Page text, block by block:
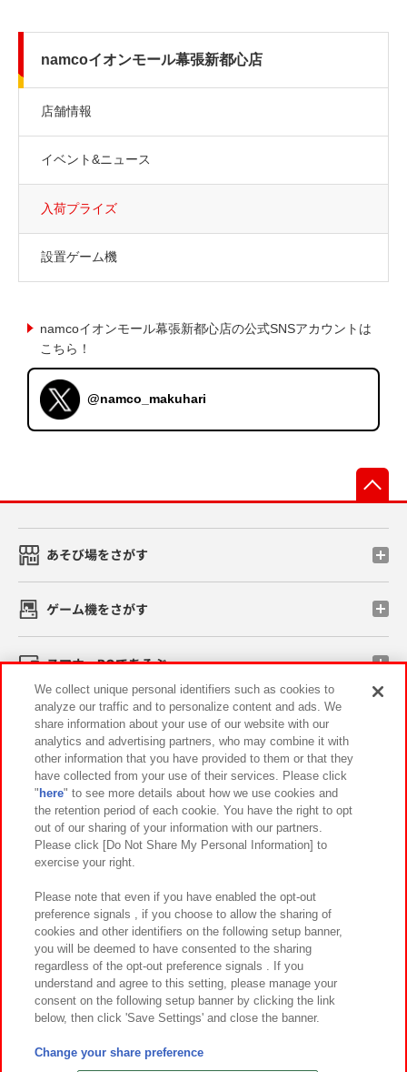
namcoイオンモール幕張新都心店
店舗情報
イベント&ニュース
入荷プライズ
設置ゲーム機
namcoイオンモール幕張新都心店の公式SNSアカウントは
こちら！
@namco_makuhari
あそび場をさがす
ゲーム機をさがす
スマホ・PCであそぶ
イベント・キャンペーン
関連会社 サステナビリティ サイトポリシー
プライバシーポリシー ウェブアクセシビリティ方針と検証結果
お取引先さまとともに
カスタマーハラスメント対応方針 よくあるご質問・お問い合わせ
©Bandai Namco Amusement Inc.
©Bandai Namco Amusement Lab Inc.
We collect unique personal identifiers such as cookies to
analyze our traffic and to personalize content and ads. We
share information about your use of our website with our
analytics and advertising partners, who may combine it with
other information that you have provided to them or that they
have collected from your use of their services. Please click
" here" to see more details about how we use cookies and
the retention period of each cookie. You have the right to opt
out of our sharing of your information with our partners.
Please click [Do Not Share My Personal Information] to
exercise your right.
Please note that even if you have enabled the opt-out
preference signals , if you choose to allow the sharing of
cookies and other identifiers on the following setup banner,
you will be deemed to have consented to the sharing
regardless of the opt-out preference signals . If you
understand and agree to this setting, please manage your
consent on the following setup banner by clicking the link
below, then click 'Save Settings' and close the banner.
Change your share preference